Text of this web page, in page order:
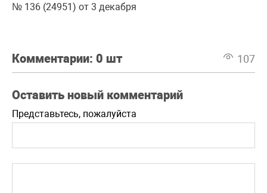
№ 136 (24951) от 3 декабря
Комментарии: 0 шт 107
Оставить новый комментарий
Представьтесь, пожалуйста